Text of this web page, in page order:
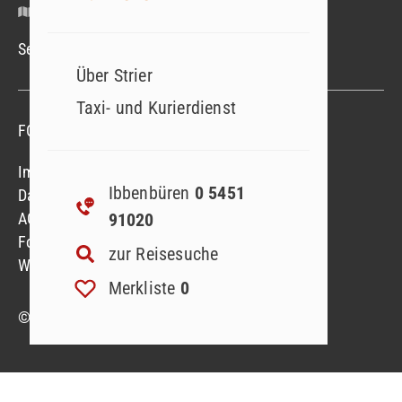
Über Strier
Taxi- und Kurierdienst
Ibbenbüren 0 5451
91020
zur Reisesuche
Merkliste 0
Service-Hotline Mo.–Fr. 09.00–18.00 Uhr
© 2023 Strier Reisen GmbH & Co. KG
Impressum
Datenschutzerklärung
AGB
Formblatt
Widerruf Reiseversicherung
FOLGEN SIE UNS